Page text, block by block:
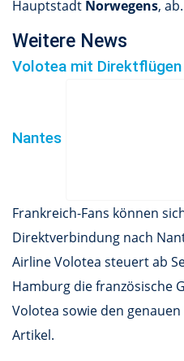
Hauptstadt Norwegens, ab.
Weitere News
Volotea mit
Nantes
Frankreich-Fans können
Direktverbindung nach
Airline Volotea steuert ab
Hamburg die französische
Volotea sowie den
Artikel.